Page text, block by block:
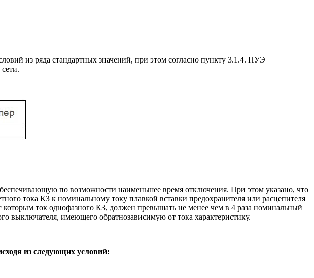
из ряда стандартных значений, при этом согласно пункту 3.1.4. ПУЭ
по возможности наименьшее время отключения. При этом указано, что
тока КЗ к номинальному току плавкой вставки предохранителя или расцепителя
которым ток однофазного КЗ, должен превышать не менее чем в 4 раза номинальный
выключателя, имеющего обратнозависимую от тока характеристику.
из следующих условий: